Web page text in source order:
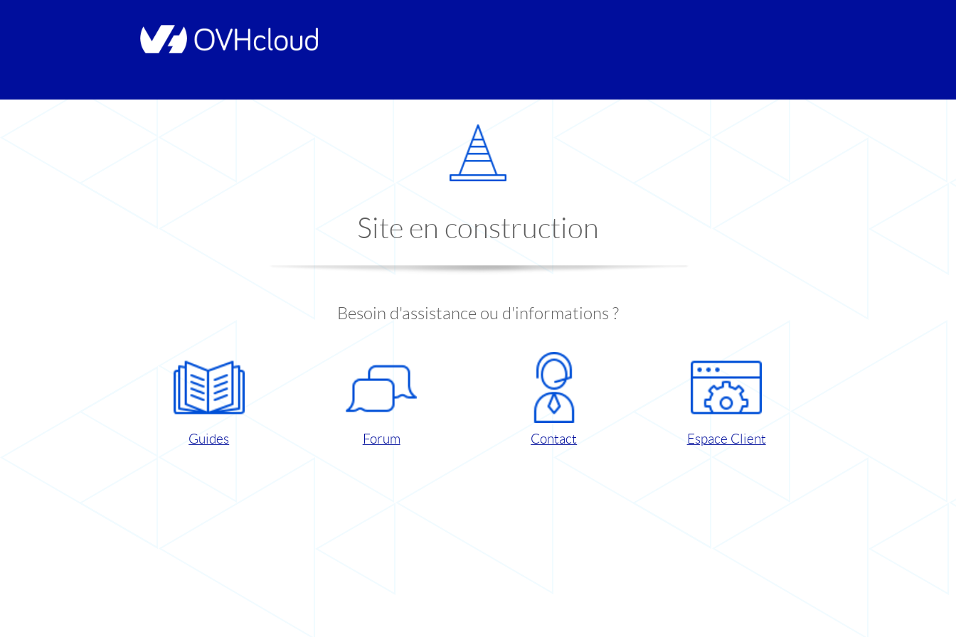
Site en construction
Besoin d'assistance ou d'informations ?
Guides Forum Contact Espace Client